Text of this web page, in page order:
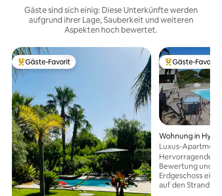
Gäste sind sich einig: Diese Unterkünfte werden
aufgrund ihrer Lage, Sauberkeit und weiteren
Aspekten hoch bewertet.
Beliebter Gäste-Favorit.
Gäste-Favorit Beliebter Gäste-
Gäste-Favorit
Wohnung in
Luxus-
Swimmingpool
Hervorragende
Bewertung und
Erdgeschoss
auf den Strand